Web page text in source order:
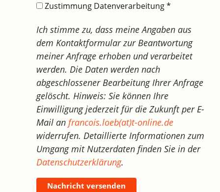
Zustimmung Datenverarbeitung*
Ich stimme zu, dass meine Angaben aus
dem Kontaktformular zur Beantwortung
meiner Anfrage erhoben und verarbeitet
werden. Die Daten werden nach
abgeschlossener Bearbeitung Ihrer Anfrage
gelöscht. Hinweis: Sie können Ihre
Einwilligung jederzeit für die Zukunft per E-
Mail anfrancois.loeb(at)t-online.de
widerrufen. Detaillierte Informationen zum
Umgang mit Nutzerdaten finden Sie in der
Datenschutzerklärung.
Nachricht versenden